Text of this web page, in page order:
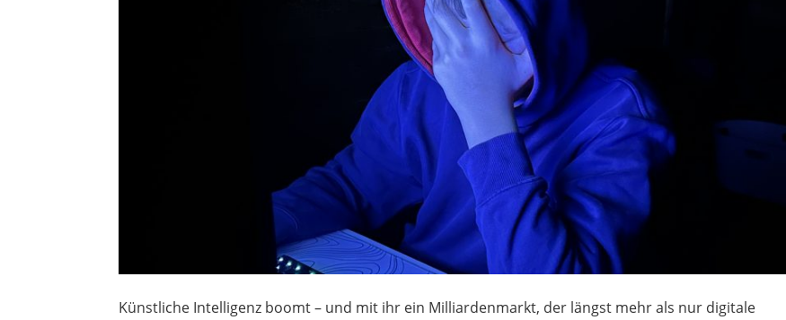
Künstliche Intelligenz boomt – und mit ihr ein Milliardenmarkt, der längst mehr als nur digitale